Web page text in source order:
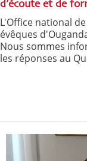
d’écoute et de
L'Office national
évêques
Nous sommes
les réponses au